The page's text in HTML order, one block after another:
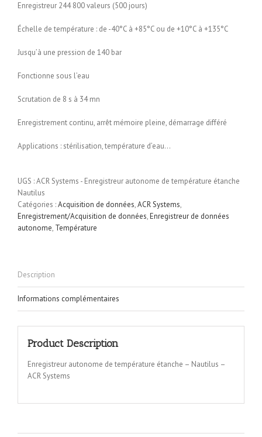
Enregistreur 244 800 valeurs (500 jours)
Échelle de température : de -40°C à +85°C ou de +10°C à +135°C
Jusqu’à une pression de 140 bar
Fonctionne sous l’eau
Scrutation de 8 s à 34 mn
Enregistrement continu, arrêt mémoire pleine, démarrage différé
Applications : stérilisation, température d’eau…
UGS :ACR Systems - Enregistreur autonome de température étanche
Nautilus
Catégories :Acquisition de données,ACR Systems,
Enregistrement/Acquisition de données,Enregistreur de données
autonome, Température
Description
Informations complémentaires
Product Description
Enregistreur autonome de température étanche – Nautilus –
ACR Systems